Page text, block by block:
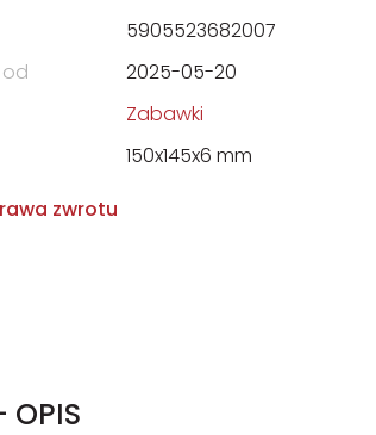
5905523682007
2025-05-20
Zabawki
150x145x6 mm
zwrotu
OPIS